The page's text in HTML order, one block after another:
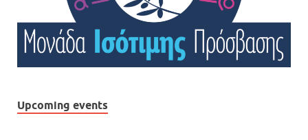
Upcoming events